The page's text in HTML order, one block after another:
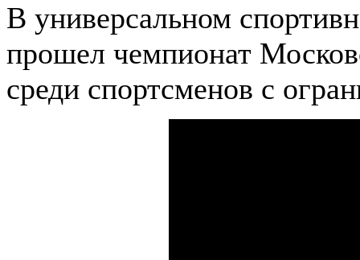
В универсальном
прошел чемпионат
среди спортсменов с